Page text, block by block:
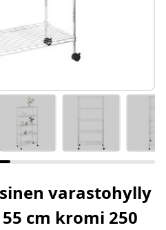
varastohylly
cm kromi 250